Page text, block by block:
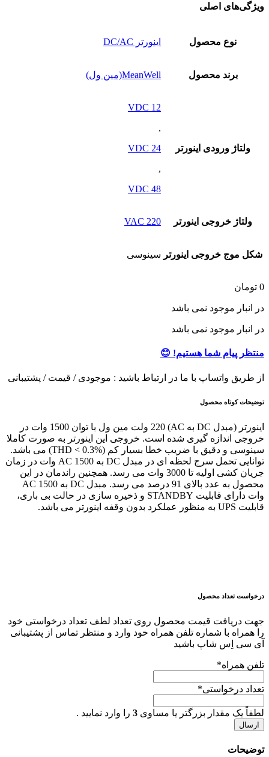
ویژگی‌های اصلی
نوع محصول اینورتر DC/AC
برند محصول MeanWell(مین ول)
ولتاژ ورودی اینورتر
12 VDC
,
24 VDC
,
48 VDC
ولتاژ خروجی اینورتر 220 VAC
شکل موج خروجی اینورتر سینوسی
0 تومان
در انبار موجود نمی باشد
در انبار موجود نمی باشد
منتظر پیام شما هستیم! 😊
از طریق واتساپ با ما در ارتباط باشید : موجودی / قیمت / پشتیبانی
توضیحات کوتاه محصول
اینورتر (مبدل DC به AC) 220 ولت مین ول با توان 1500 وات در
خروجی اندازه گیری شده است. خروجی این اینورتر به صورت کاملا
سینوسی و دقیق با ضریب خطا بسیار کم (THD < 0.3%) می باشد.
توانایی تحمل سرج لحظه ای در مبدل DC به AC 1500 وات در زمان
جریان کشی اولیه تا 3000 وات می رسد. همچنین راندمان در این
محصول به عدد بالای 91 درصد می رسد. مبدل DC به AC 1500
وات دارای قابلیت STANDBY و ذخیره سازی در حالت بی باری،
قابلیت UPS به منظور عملکرد بدون وقفه اینورتر می باشد.
درخواست تعداد محصول
جهت دریافت قیمت محصول روی تعداد لطف تعداد درخواستی خود
را همراه با شماره تلفن همراه خود وارد و منتظر تماس از پشتیبانی
آی سی اِس شاپ باشید
تلفن همراه*
تعداد درخواستی*
لطفاً یک مقدار بزرگتر یا مساوی 3 را وارد نمایید .
توضیحات